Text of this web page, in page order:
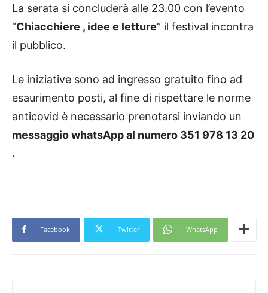
La serata si concluderà alle 23.00 con l’evento
“Chiacchiere , idee e letture” il festival incontra
il pubblico.
Le iniziative sono ad ingresso gratuito fino ad
esaurimento posti, al fine di rispettare le norme
anticovid è necessario prenotarsi inviando un
messaggio whatsApp al numero 351 978 13 20
.
Facebook Twitter WhatsApp